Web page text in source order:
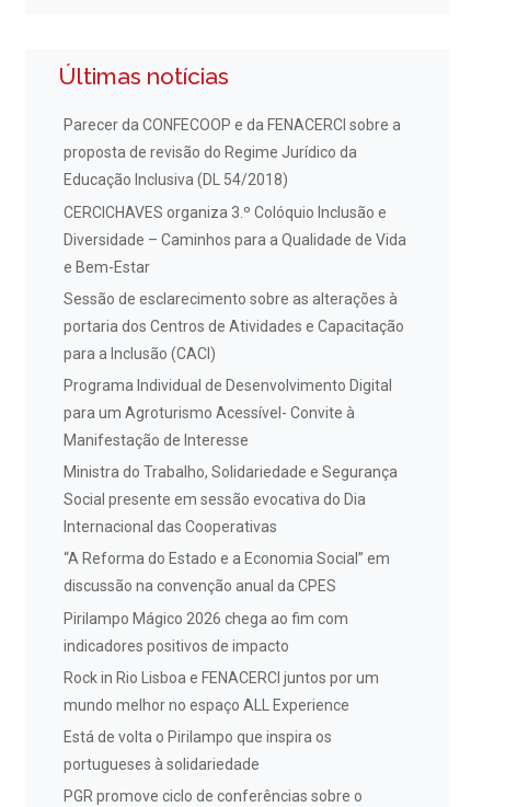
Últimas notícias
Parecer da CONFECOOP e da FENACERCI sobre a
proposta de revisão do Regime Jurídico da
Educação Inclusiva (DL 54/2018)
CERCICHAVES organiza 3.º Colóquio Inclusão e
Diversidade – Caminhos para a Qualidade de Vida
e Bem-Estar
Sessão de esclarecimento sobre as alterações à
portaria dos Centros de Atividades e Capacitação
para a Inclusão (CACI)
Programa Individual de Desenvolvimento Digital
para um Agroturismo Acessível- Convite à
Manifestação de Interesse
Ministra do Trabalho, Solidariedade e Segurança
Social presente em sessão evocativa do Dia
Internacional das Cooperativas
“A Reforma do Estado e a Economia Social” em
discussão na convenção anual da CPES
Pirilampo Mágico 2026 chega ao fim com
indicadores positivos de impacto
Rock in Rio Lisboa e FENACERCI juntos por um
mundo melhor no espaço ALL Experience
Está de volta o Pirilampo que inspira os
portugueses à solidariedade
PGR promove ciclo de conferências sobre o